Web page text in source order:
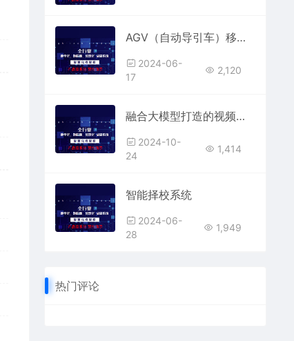
AGV（自动导引车）移动机器人-厂内智能物流系统软硬件
2024-06-
17
2,120
融合大模型打造的视频监控+报警系统
2024-10-
24
1,414
智能择校系统
2024-06-
28
1,949
热门评论